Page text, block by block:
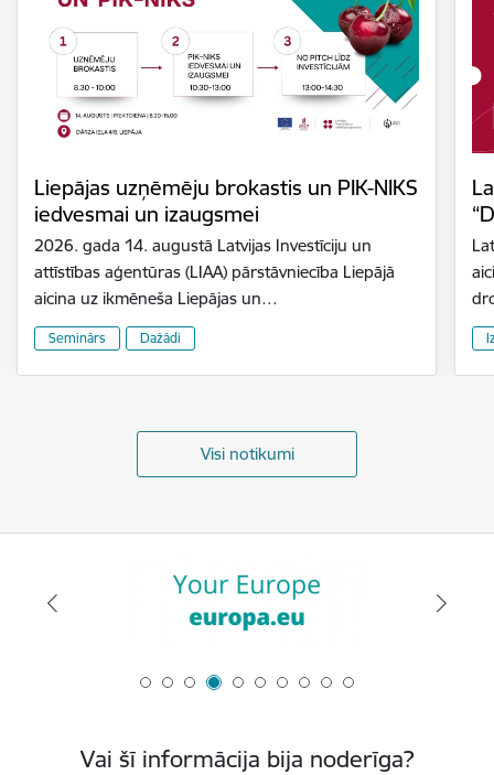
Liepājas uzņēmēju brokastis un PIK-NIKS
iedvesmai un izaugsmei
2026. gada 14. augustā Latvijas Investīciju un
attīstības aģentūras (LIAA) pārstāvniecība Liepājā
aicina uz ikmēneša Liepājas un…
Seminārs Dažādi
Visi notikumi
Vai šī informācija bija noderīga?